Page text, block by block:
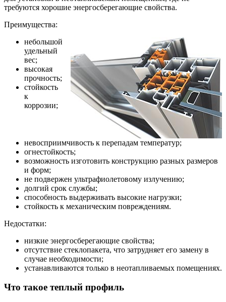
требуются хорошие энергосберегающие свойства.
Преимущества:
небольшой
удельный
вес;
высокая
прочность;
стойкость
к
коррозии;
невосприимчивость к перепадам температур;
огнестойкость;
возможность изготовить конструкцию разных размеров
и форм;
не подвержен ультрафиолетовому излучению;
долгий срок службы;
способность выдерживать высокие нагрузки;
стойкость к механическим повреждениям.
Недостатки:
низкие энергосберегающие свойства;
отсутствие стеклопакета, что затрудняет его замену в
случае необходимости;
устанавливаются только в неотапливаемых помещениях.
Что такое теплый профиль